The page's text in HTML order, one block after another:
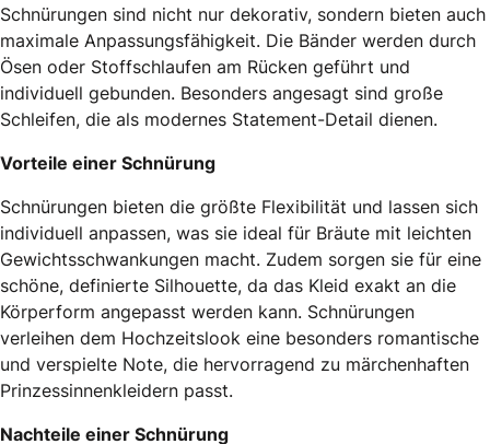
Schnürungen sind nicht nur dekorativ, sondern bieten auch
maximale Anpassungsfähigkeit. Die Bänder werden durch
Ösen oder Stoffschlaufen am Rücken geführt und
individuell gebunden. Besonders angesagt sind große
Schleifen, die als modernes Statement-Detail dienen.
Vorteile einer Schnürung
Schnürungen bieten die größte Flexibilität und lassen sich
individuell anpassen, was sie ideal für Bräute mit leichten
Gewichtsschwankungen macht. Zudem sorgen sie für eine
schöne, definierte Silhouette, da das Kleid exakt an die
Körperform angepasst werden kann. Schnürungen
verleihen dem Hochzeitslook eine besonders romantische
und verspielte Note, die hervorragend zu märchenhaften
Prinzessinnenkleidern passt.
Nachteile einer Schnürung